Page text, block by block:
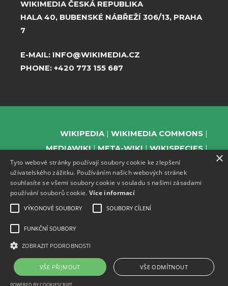
WIKIMEDIA ČESKÁ REPUBLIKA
HALA 40, BUBENSKÉ NÁBŘEŽÍ 306/13, PRAHA
7
E-MAIL: INFO@WIKIMEDIA.CZ
PHONE: +420 773 155 687
WIKIPEDIA
WIKIMEDIA COMMONS
MEDIAWIKI
META-WIKI
WIKISPECIES
WIKIBOOKS
WIKIDATA
WIKIMANIA
WIKISOURCE
WIKIVERSITY
EVENTS CHANNEL ON TELEGRAM
×
Tyto webové stránky používají soubory cookie ke zlepšení
uživatelského zážitku. Používáním našich webových stránek
souhlasíte se všemi soubory cookie v souladu s našimi zásadami
používání souborů cookie. Více informací
VÝKONOVÉ SOUBORY SOUBORY CÍLENÍ
FUNKČNÍ SOUBORY
ZOBRAZIT PODROBNOSTI
VŠE PŘIJMOUT VŠE ODMÍTNOUT